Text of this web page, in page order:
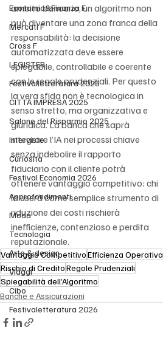
Economia&Finanza F
Mercati F
Cross F
LEGISTER
Festivalletteratura 2025
CITTÀ IMPRESA 2025
Salone del Risparmio 2025
Interviste
Curiosità
Festival Economia 2026
Approfondimenti
Moda
Tecnologia
Arte & design
Viaggi
Cibo
Festivaletteratura 2026
ambito bancario, un algoritmo non
può diventare una zona franca della
responsabilità: la decisione
automatizzata deve essere
spiegabile, controllabile e coerente
con le regole prudenziali. Per questo
la vera sfida non è tecnologica in
senso stretto, ma organizzativa e
giuridica. La banca che saprà
integrare l’IA nei processi chiave
senza indebolire il rapporto
fiduciario con il cliente potrà
ottenere vantaggio competitivo; chi
la userà come semplice strumento di
riduzione dei costi rischierà
inefficienze, contenzioso e perdita
reputazionale.
Vantaggio CompetitivoEfficienza Operativa
Rischio di CreditoRegole Prudenziali
Spiegabilità dell’Algoritmo
Banche e Assicurazioni